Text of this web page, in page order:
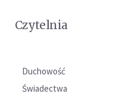
Czytelnia
Duchowość
Świadectwa